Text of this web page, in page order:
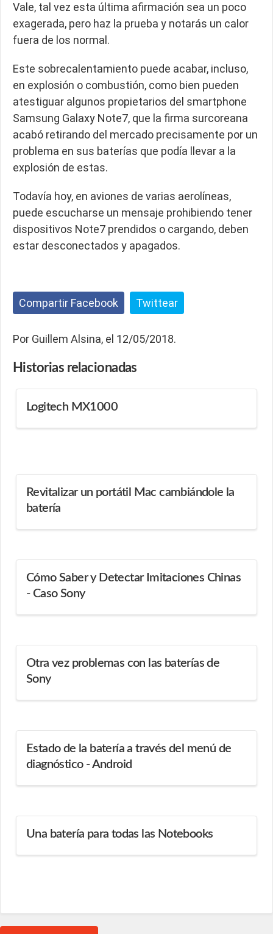
Vale, tal vez esta última afirmación sea un poco
exagerada, pero haz la prueba y notarás un calor
fuera de los normal.
Este sobrecalentamiento puede acabar, incluso,
en explosión o combustión, como bien pueden
atestiguar algunos propietarios del smartphone
Samsung Galaxy Note7, que la firma surcoreana
acabó retirando del mercado precisamente por un
problema en sus baterías que podía llevar a la
explosión de estas.
Todavía hoy, en aviones de varias aerolíneas,
puede escucharse un mensaje prohibiendo tener
dispositivos Note7 prendidos o cargando, deben
estar desconectados y apagados.
Compartir Facebook Twittear
Por Guillem Alsina, el 12/05/2018.
Historias relacionadas
Logitech MX1000
Revitalizar un portátil Mac cambiándole la
batería
Cómo Saber y Detectar Imitaciones Chinas
- Caso Sony
Otra vez problemas con las baterías de
Sony
Estado de la batería a través del menú de
diagnóstico - Android
Una batería para todas las Notebooks